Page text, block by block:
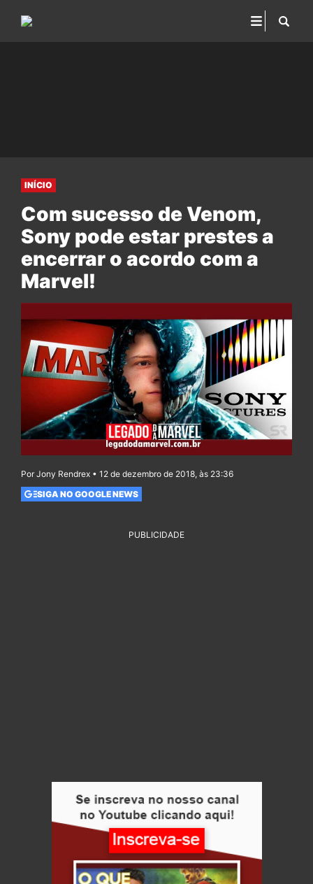
INÍCIO
Com sucesso de Venom,
Sony pode estar prestes a
encerrar o acordo com a
Marvel!
Por Jony Rendrex • 12 de dezembro de 2018, às 23:36
SIGA NO GOOGLE NEWS
PUBLICIDADE